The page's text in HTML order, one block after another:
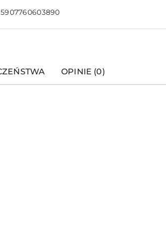
5907760603890
OPINIE (0)